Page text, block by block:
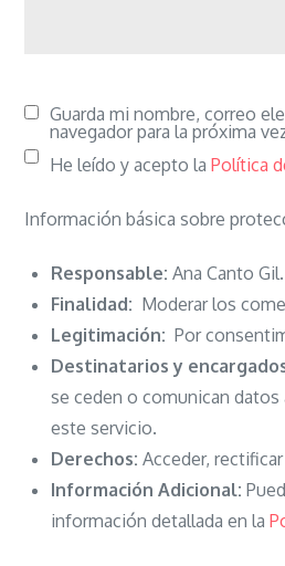
Guarda mi nombre, correo
navegador para la próxima
He leído y acepto laPolítica
Información básica sobre
Responsable: Ana Canto Gil.
Finalidad: Moderar los
Legitimación: Por
Destinatarios y
se ceden o comunican datos
este servicio.
Derechos: Acceder,
Información Adicional:
información detallada en la